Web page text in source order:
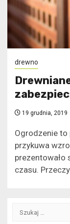
drewno
19 grudnia, 2019
Ogrodzenie
przykuwa
prezentowało
czasu.
Szukaj: